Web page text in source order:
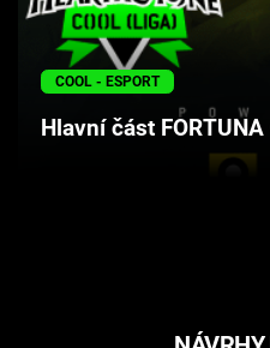
Cool Esport
Pořady
COOL - ESPORT
Hlavní část